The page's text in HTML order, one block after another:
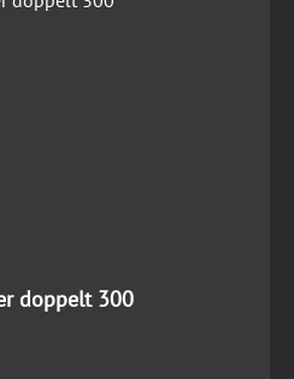
doppelt 300